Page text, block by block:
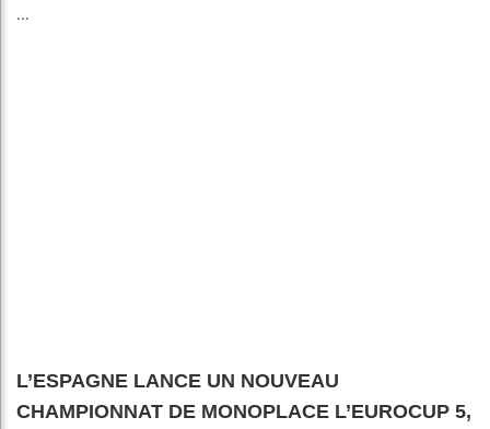
...
L’ESPAGNE LANCE UN NOUVEAU
CHAMPIONNAT DE MONOPLACE L’EUROCUP 5,